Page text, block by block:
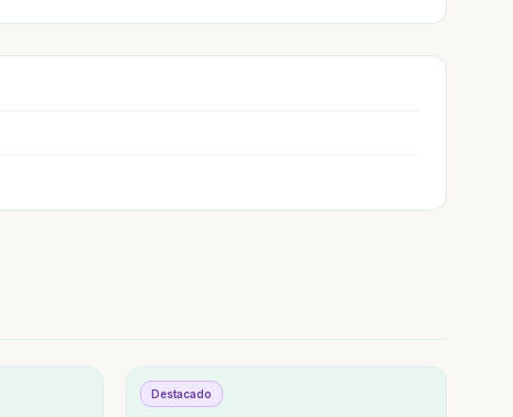
Destacado